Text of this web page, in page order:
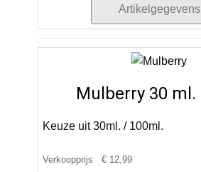
Artikelgegevens
Mulberry 30 ml.
Keuze uit 30ml. / 100ml.
Verkoopprijs € 12,99